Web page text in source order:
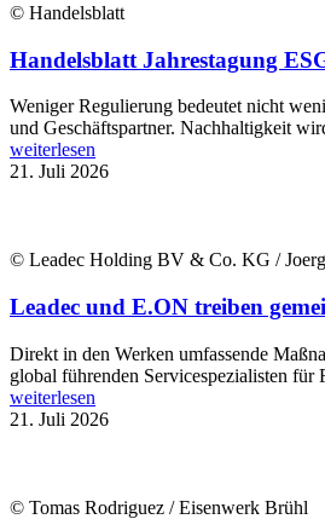
© Handelsblatt
Handelsblatt Jahrestagung
Weniger Regulierung bedeutet nicht
und Geschäftspartner. Nachhaltigkeit
weiterlesen
21. Juli 2026
© Leadec Holding BV & Co. KG /
Leadec und E.ON treiben
Direkt in den Werken umfassende
global führenden Servicespezialisten
weiterlesen
21. Juli 2026
© Tomas Rodriguez / Eisenwerk Brühl